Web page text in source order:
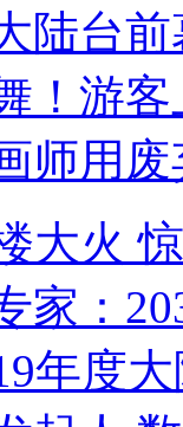
陆台
！游客
师用
大火
家：
年度